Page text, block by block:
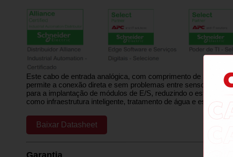
Este cabo de entrada analógica, com comprimento de 3
permite a conexão direta e sem problemas entre sensores,
para a implantação de módulos de E/S, reduzindo o estoque
como infraestrutura inteligente, tratamento de água e esgoto,
Baixar Datasheet